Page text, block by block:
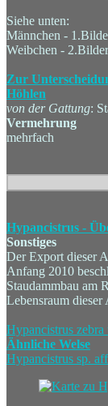
Siehe unten:
Männchen -
Weibchen -
Zur
Höhlen
von der Gattung:
Vermehrung
mehrfach
Hypancistrus -
Sonstiges
Der Export dieser
Anfang 2010
Staudammbau am
Lebensraum dieser
Hypancistrus
Ähnliche Welse
Hypancistrus sp.